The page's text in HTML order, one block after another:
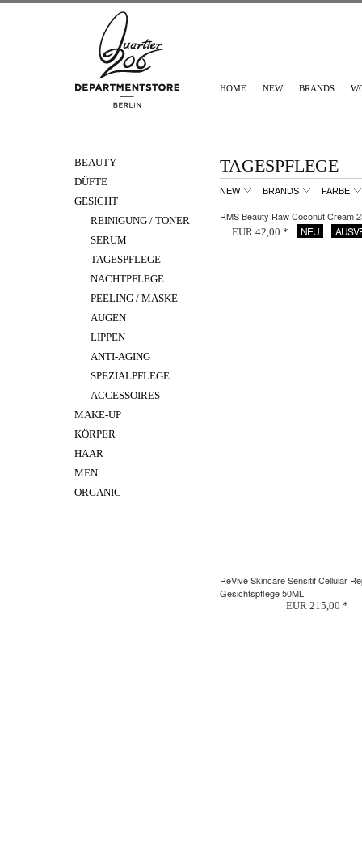
HOME NEW BRANDS
BEAUTY
DÜFTE
GESICHT
REINIGUNG / TONER
SERUM
TAGESPFLEGE
NACHTPFLEGE
PEELING / MASKE
AUGEN
LIPPEN
ANTI-AGING
SPEZIALPFLEGE
ACCESSOIRES
MAKE-UP
KÖRPER
HAAR
MEN
ORGANIC
TAGESPFLEGE
NEW BRANDS FARBE
RMS Beauty Raw Coconut Cream
EUR 42,00 * NEU
RéVive Skincare Sensitif Cellular
Gesichtspflege 50ML
EUR 215,00 *